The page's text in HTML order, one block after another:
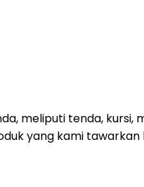
meliputi tenda, kursi,
yang kami tawarkan